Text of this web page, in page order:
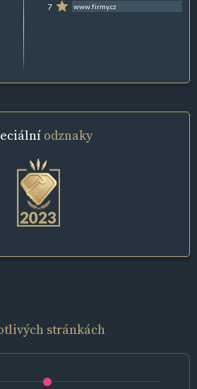
7 www.firmy.cz
odznaky
stránkách